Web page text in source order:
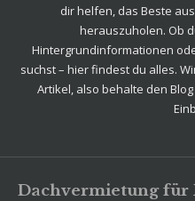
dir helfen, das Beste
herauszuholen. Ob
Hintergrundinformationen
suchst – hier findest du alles.
Artikel, also behalte den
Dachvermietung für